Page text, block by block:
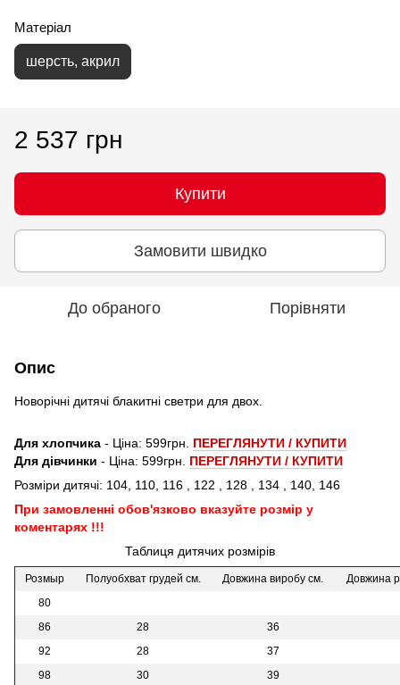
Матеріал
шерсть, акрил
2 537 грн
Купити
Замовити швидко
До обраного Порівняти
Опис
Новорічні дитячі блакитні светри для двох.
Для хлопчика - Ціна: 599грн. ПЕРЕГЛЯНУТИ / КУПИТИ
Для дівчинки - Ціна: 599грн. ПЕРЕГЛЯНУТИ / КУПИТИ
Розміри дитячі: 104, 110, 116 , 122 , 128 , 134 , 140, 146
При замовленні обов'язково вказуйте розмір у
коментарях !!!
Таблиця дитячих розмірів
Розмыр Полуобхват грудей см. Довжина виробу см.
Довжина
80
86
28
36
92
28
37
98
30
39